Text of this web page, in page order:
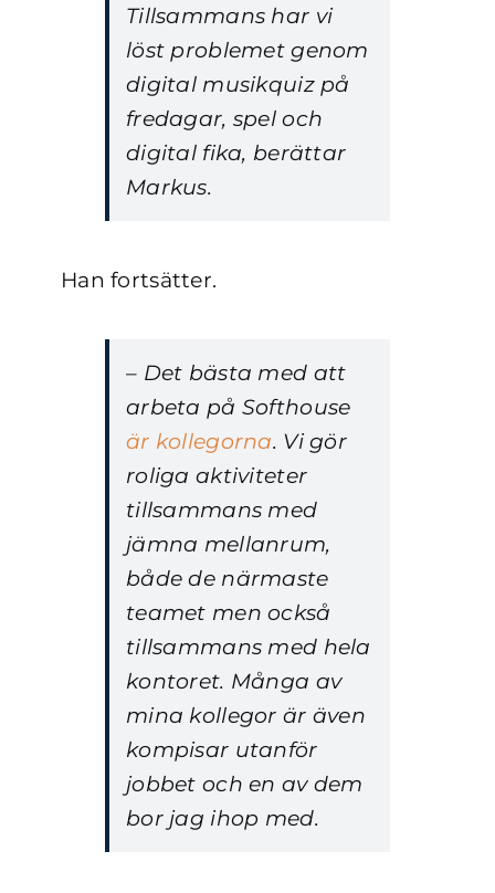
Tillsammans har vi
löst problemet genom
digital musikquiz på
fredagar, spel och
digital fika, berättar
Markus.
Han fortsätter.
– Det bästa med att
arbeta på Softhouse
är kollegorna. Vi gör
roliga aktiviteter
tillsammans med
jämna mellanrum,
både de närmaste
teamet men också
tillsammans med hela
kontoret. Många av
mina kollegor är även
kompisar utanför
jobbet och en av dem
bor jag ihop med.